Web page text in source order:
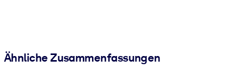
Ähnliche Zusammenfassungen